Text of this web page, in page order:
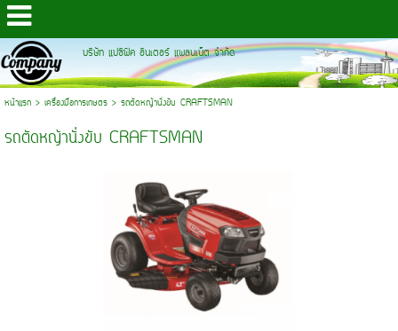
บริษัท แปซิฟิค อินเตอร์ แพลนเน็ต จำกัด
หน้าแรก> เครื่องมือการเกษตร> รถตัดหญ้านั่งขับ CRAFTSMAN
รถตัดหญ้านั่งขับ CRAFTSMAN